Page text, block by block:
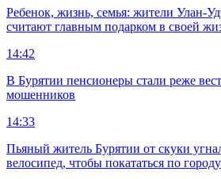
Ребенок, жизнь, семья: жители Улан-
считают главным подарком в своей
14:42
В Бурятии пенсионеры стали реже
мошенников
14:33
Пьяный житель Бурятии от скуки
велосипед, чтобы покататься по городу